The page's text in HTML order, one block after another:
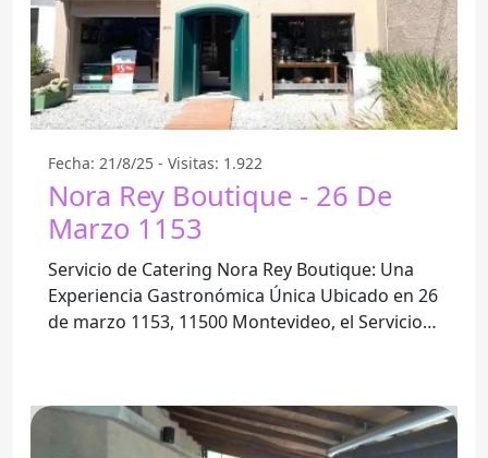
Fecha: 21/8/25 - Visitas: 1.922
Nora Rey Boutique - 26 De
Marzo 1153
Servicio de Catering Nora Rey Boutique: Una
Experiencia Gastronómica Única Ubicado en 26
de marzo 1153, 11500 Montevideo, el Servicio